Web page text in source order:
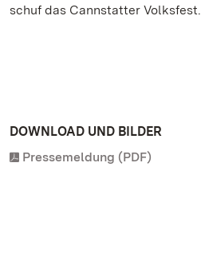
schuf das Cannstatter Volksfest.
DOWNLOAD UND BILDER
Pressemeldung (PDF)